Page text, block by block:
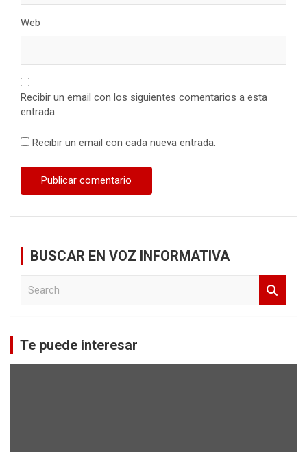
Web
Recibir un email con los siguientes comentarios a esta
entrada.
Recibir un email con cada nueva entrada.
BUSCAR EN VOZ INFORMATIVA
c
h
Te puede interesar